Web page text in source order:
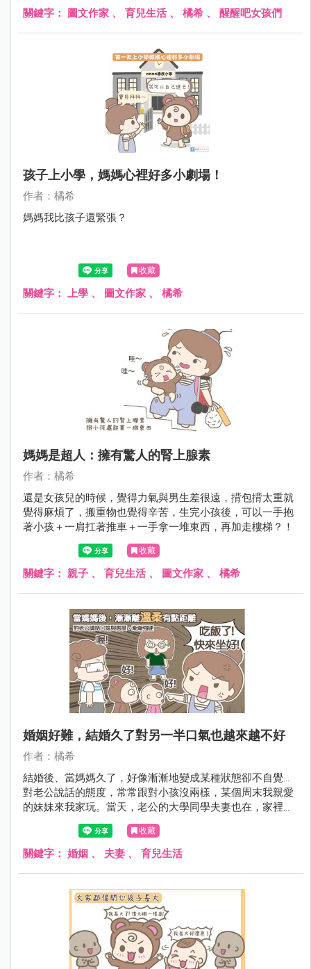
關鍵字： 圖文作家 、 育兒生活、 橘希 、 醒醒吧女孩們
孩子上小學，媽媽心裡好多小劇場！
作者：橘希
媽媽我比孩子還緊張？
收藏
關鍵字： 上學 、 圖文作家 、 橘希
媽媽是超人：擁有驚人的腎上腺素
作者：橘希
還是女孩兒的時候，覺得力氣與男生差很遠，揹包揹太重就
覺得麻煩了，搬重物也覺得辛苦，生完小孩後，可以一手抱
著小孩＋一肩扛著推車＋一手拿一堆東西，再加走樓梯？！
收藏
關鍵字： 親子 、 育兒生活、 圖文作家 、 橘希
婚姻好難，結婚久了對另一半口氣也越來越不好
作者：橘希
結婚後、當媽媽久了，好像漸漸地變成某種狀態卻不自覺...
對老公說話的態度，常常跟對小孩沒兩樣，某個周末我親愛
的妹妹來我家玩。當天，老公的大學同學夫妻也在，家裡好
熱鬧，好多小孩子，共有五個孩子，我妹二個，朋友的是嫩
收藏
關鍵字： 婚姻 、 夫妻 、 育兒生活